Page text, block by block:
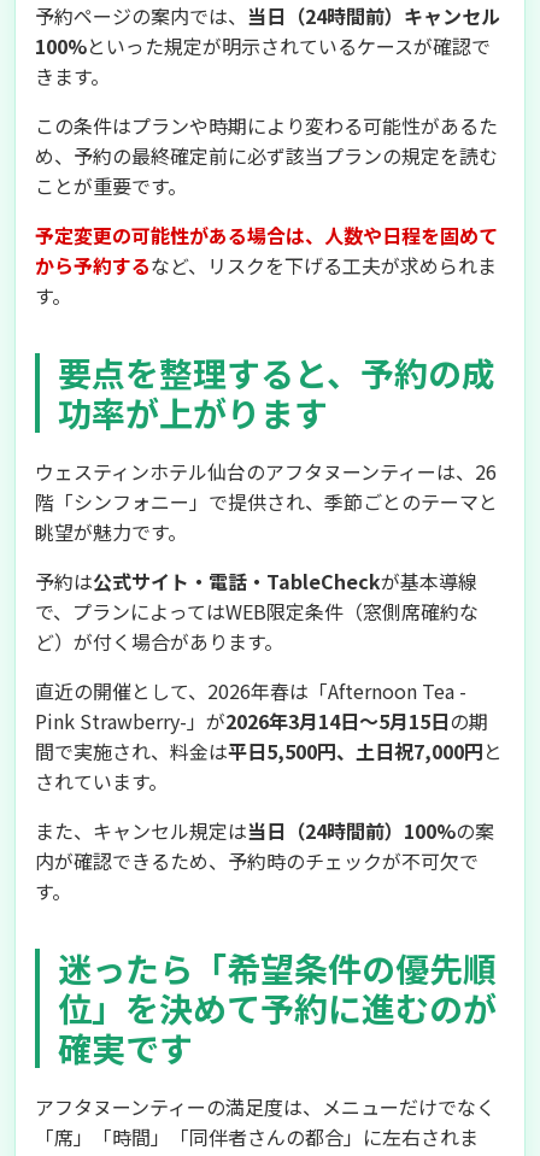
予約ページの案内では、 当日（24時間前）キャンセル
100%といった規定が明示されているケースが確認で
きます。
この条件はプランや時期により変わる可能性があるた
め、予約の最終確定前に必ず該当プランの規定を読む
ことが重要です。
予定変更の可能性がある場合は、人数や日程を固めて
から予約するなど、リスクを下げる工夫が求められま
す。
要点を整理すると、予約の成
功率が上がります
ウェスティンホテル仙台のアフタヌーンティーは、26
階「シンフォニー」で提供され、季節ごとのテーマと
眺望が魅力です。
予約は公式サイト・電話・TableCheckが基本導線
で、プランによってはWEB限定条件（窓側席確約な
ど）が付く場合があります。
直近の開催として、2026年春は「Afternoon Tea -
Pink Strawberry-」が2026年3月14日～5月15日の期
間で実施され、料金は平日5,500円、土日祝7,000円と
されています。
また、キャンセル規定は当日（24時間前）100%の案
内が確認できるため、予約時のチェックが不可欠で
す。
迷ったら「希望条件の優先順
位」を決めて予約に進むのが
確実です
アフタヌーンティーの満足度は、メニューだけでなく
「席」「時間」「同伴者さんの都合」に左右されま